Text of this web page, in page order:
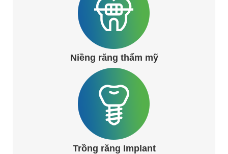
Niềng răng thẩm mỹ
Trồng răng Implant